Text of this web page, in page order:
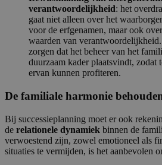
verantwoordelijkheid: het
gaat niet alleen over het
voor de erfgenamen, maar ook
waarden van
zorgen dat het beheer van het
duurzaam kader plaatsvindt, zodat
ervan kunnen profiteren.
De familiale harmonie
Bij successieplanning moet er ook
de relationele dynamiek binnen de
verwoestend zijn, zowel emotioneel als
situaties te vermijden, is het aanbevolen